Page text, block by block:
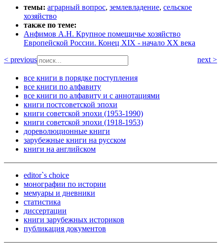
темы: аграрный вопрос, землевладение, сельское
хозяйство
также по теме:
Анфимов А.Н. Крупное помещичье хозяйство
Европейской России. Конец XIX - начало XX века
< previous
next >
все книги в порядке поступления
все книги по алфавиту
все книги по алфавиту и с аннотациями
книги постсоветской эпохи
книги советской эпохи (1953-1990)
книги советской эпохи (1918-1953)
дореволюционные книги
зарубежные книги на русском
книги на английском
editor`s choice
монографии по истории
мемуары и дневники
статистика
диссертации
книги зарубежных историков
публикация документов